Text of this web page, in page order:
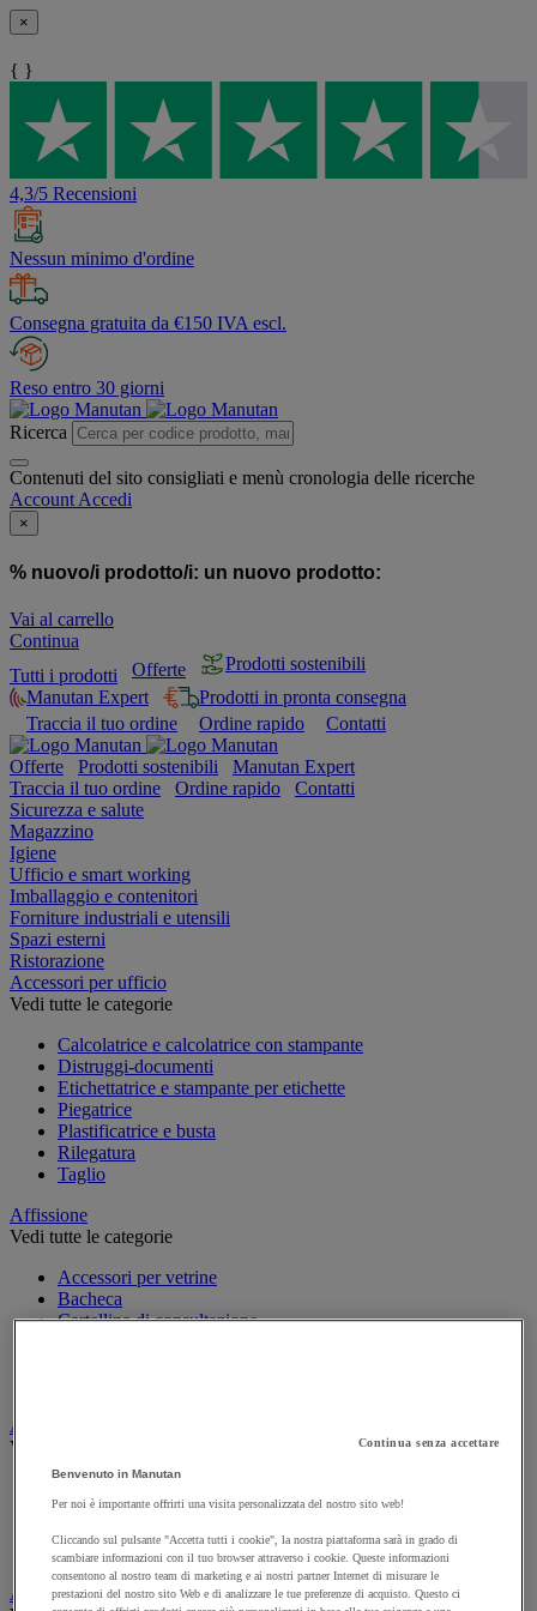
×
{ }
4,3/5 Recensioni
Nessun minimo d'ordine
Consegna gratuita da €150 IVA escl.
Reso entro 30 giorni
Ricerca
Contenuti del sito consigliati e menù cronologia delle ricerche
Account Accedi
×
% nuovo/i prodotto/i: un nuovo prodotto:
Vai al carrello
Continua
Tutti i prodotti
Offerte
Prodotti sostenibili
Manutan Expert
Prodotti in pronta consegna
Traccia il tuo ordine
Ordine rapido Contatti
Offerte Prodotti sostenibili
Manutan Expert
Traccia il tuo ordine
Ordine rapido
Contatti
Sicurezza e salute
Magazzino
Igiene
Ufficio e smart working
Imballaggio e contenitori
Forniture industriali e utensili
Spazi esterni
Ristorazione
Accessori per ufficio
Vedi tutte le categorie
Calcolatrice e calcolatrice con stampante
Distruggi-documenti
Etichettatrice e stampante per etichette
Piegatrice
Plastificatrice e busta
Rilegatura
Taglio
Affissione
Vedi tutte le categorie
Accessori per vetrine
Bacheca
Cartellina di consultazione
Appendiabiti e attaccapanni
Vedi tutte le categorie
Attaccapanni a muro
Porta-ombrelli
Stand porta-abiti
Armadio e archiviazione
Continua senza accettare
Benvenuto in Manutan
Per noi è importante offrirti una visita personalizzata del nostro sito web!
Cliccando sul pulsante "Accetta tutti i cookie", la nostra piattaforma sarà in grado di
scambiare informazioni con il tuo browser attraverso i cookie. Queste informazioni
consentono al nostro team di marketing e ai nostri partner Internet di misurare le
prestazioni del nostro sito Web e di analizzare le tue preferenze di acquisto. Questo ci